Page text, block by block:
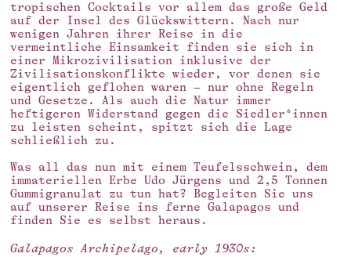
tropischen Cocktails vor allem das große Geld
auf der Insel des Glückswittern. Nach nur
wenigen Jahren ihrer Reise in die
vermeintliche Einsamkeit finden sie sich in
einer Mikrozivilisation inklusive der
Zivilisationskonflikte wieder, vor denen sie
eigentlich geflohen waren – nur ohne Regeln
und Gesetze. Als auch die Natur immer
heftigeren Widerstand gegen die Siedler*innen
zu leisten scheint, spitzt sich die Lage
schließlich zu.
Was all das nun mit einem Teufelsschwein, dem
immateriellen Erbe Udo Jürgens und 2,5 Tonnen
Gummigranulat zu tun hat? Begleiten Sie uns
auf unserer Reise ins ferne Galapagos und
finden Sie es selbst heraus.
Galapagos Archipelago, early 1930s: